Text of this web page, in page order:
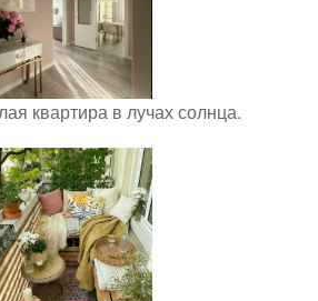
квартира в лучах солнца.